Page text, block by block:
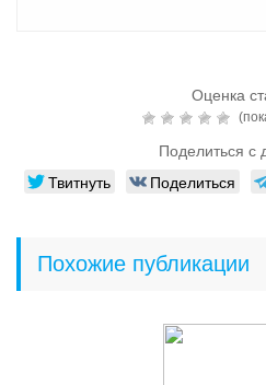
Оценка
Поделиться с
Твитнуть Поделиться
Похожие публикации